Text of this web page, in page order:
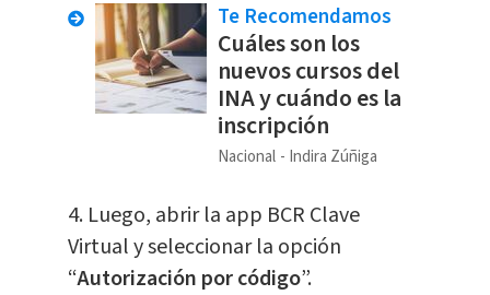
Te Recomendamos
Cuáles son los
nuevos cursos del
INA y cuándo es la
inscripción
Nacional Indira Zúñiga
4. Luego, abrir la app BCR Clave
Virtual y seleccionar la opción
“Autorización por código”.